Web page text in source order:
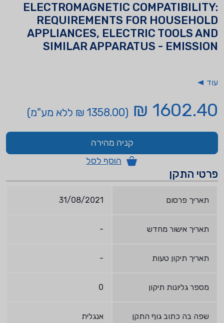
ELECTROMAGNETIC COMPATIBILITY:
REQUIREMENTS FOR HOUSEHOLD
APPLIANCES, ELECTRIC TOOLS AND
SIMILAR APPARATUS - EMISSION
עוד
1602.40 ₪ (1358.00 ₪ ללא מע"מ)
קניה מהירה
הוסף לסל
פרטי התקן
תאריך פרסום 31/08/2021
תאריך אישור מחדש -
תאריך תיקון טעות -
מספר גליונות תיקון 0
שפה בה כתוב גוף התקן אנגלית